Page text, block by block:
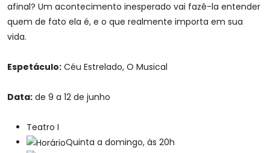
afinal? Um acontecimento inesperado vai fazê-la entender
quem de fato ela é, e o que realmente importa em sua
vida.
Espetáculo: Céu Estrelado, O Musical
Data: de 9 a 12 de junho
Teatro I
Quinta a domingo, às 20h